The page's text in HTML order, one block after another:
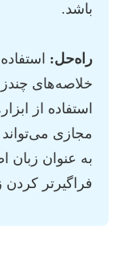
باشد.
راه‌حل:
خلاصه‌های
استفاده از
مجازی
به عنوان زبان
فراگیرتر کردن